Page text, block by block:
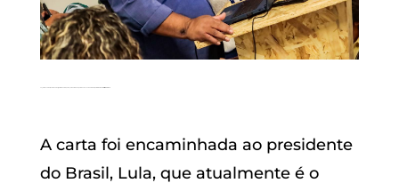
A carta foi encaminhada ao presidente
do Brasil, Lula, que atualmente é o